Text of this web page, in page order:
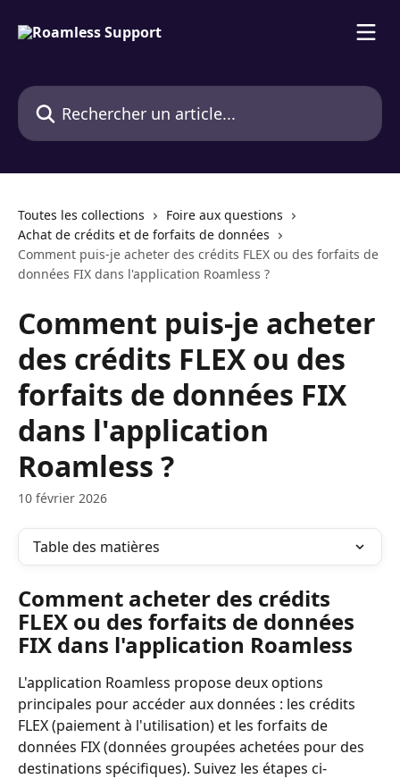
Rechercher un article...
Toutes les collections
Foire aux questions
Achat de crédits et de forfaits de données
Comment puis-je acheter des crédits FLEX ou des forfaits de
données FIX dans l'application Roamless ?
Comment puis-je acheter
des crédits FLEX ou des
forfaits de données FIX
dans l'application
Roamless ?
10 février 2026
Table des matières
Comment acheter des crédits
FLEX ou des forfaits de données
FIX dans l'application Roamless
L'application Roamless propose deux options
principales pour accéder aux données : les crédits
FLEX (paiement à l'utilisation) et les forfaits de
données FIX (données groupées achetées pour des
destinations spécifiques). Suivez les étapes ci-